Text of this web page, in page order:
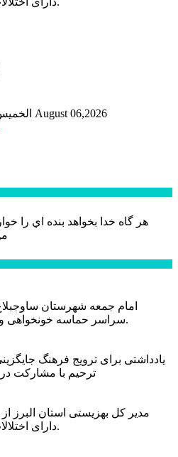
الخميس ۲۱ صفر August 06,2026
هر گاه خدا بخواهد بنده اي را
امام جمعه شهرستان
سراسر حماسه خونخواهی و مرگ بر آمریکا و اسرائیل بود.
یادداشتی برای ترویج فرهنگ
ترحیم با مشارکت در
دارای اختلالات بینایی در این استان خبر داد.